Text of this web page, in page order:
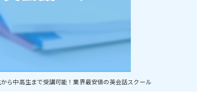
Sky High 堤下公園校 north
ら中高生まで受講可能！業界最安値の英会話スクール